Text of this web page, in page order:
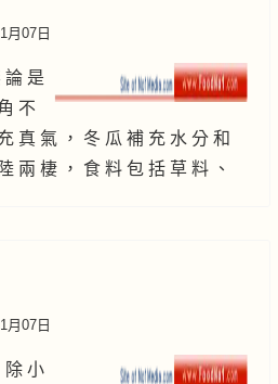
月07日
論 是
不
真 氣 ， 冬 瓜 補 充 水 分 和
兩 棲 ， 食 料 包 括 草 料 、
月07日
除 小